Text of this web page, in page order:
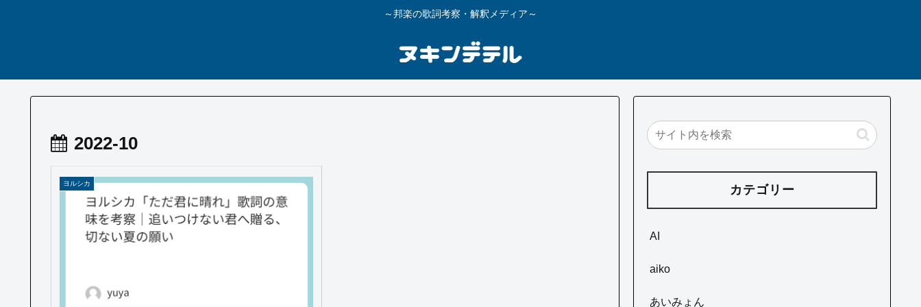
～邦楽の歌詞考察・解釈メディア～
2022-10
ヨルシカ カテゴリー
AI
aiko
あいみょん